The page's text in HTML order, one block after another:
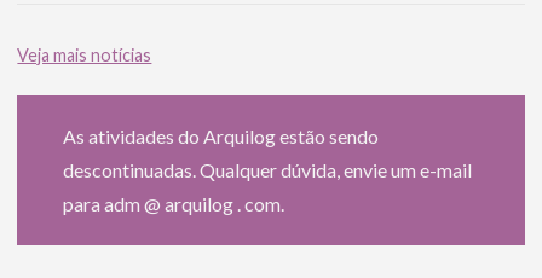
Veja mais notícias
As atividades do Arquilog estão sendo
descontinuadas. Qualquer dúvida, envie um e-mail
para adm @ arquilog . com.